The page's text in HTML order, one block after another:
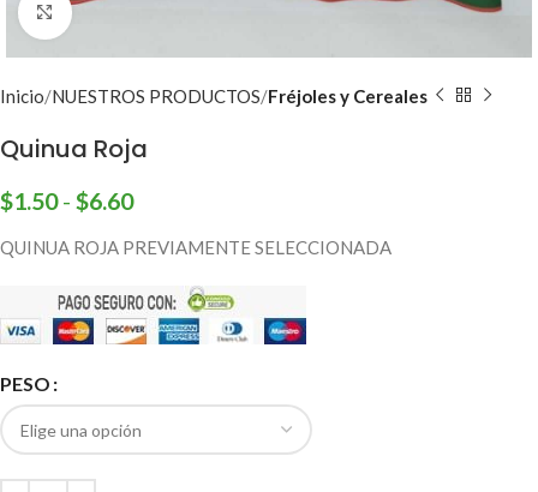
Click to enlarge
Inicio NUESTROS PRODUCTOS Fréjoles y Cereales
Quinua Roja
$1.50 - $6.60
QUINUA ROJA PREVIAMENTE SELECCIONADA
PESO